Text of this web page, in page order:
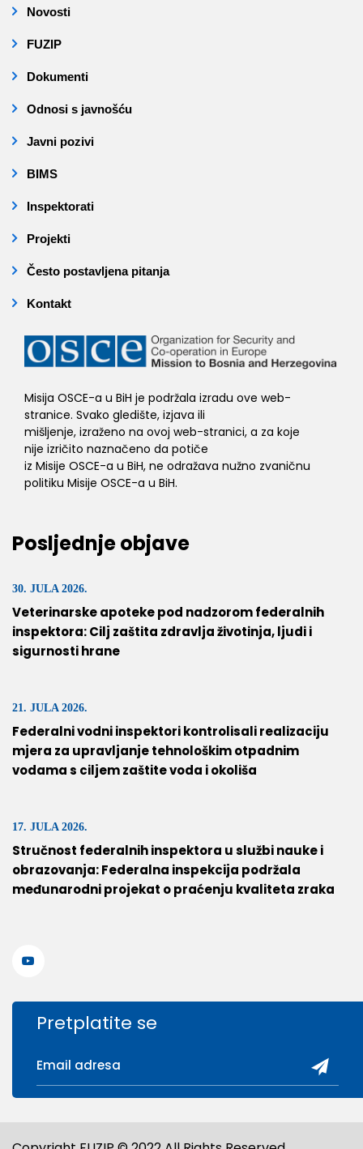
Novosti
FUZIP
Dokumenti
Odnosi s javnošću
Javni pozivi
BIMS
Inspektorati
Projekti
Često postavljena pitanja
Kontakt
Misija OSCE-a u BiH je podržala izradu ove web-
stranice. Svako gledište, izjava ili
mišljenje, izraženo na ovoj web-stranici, a za koje
nije izričito naznačeno da potiče
iz Misije OSCE-a u BiH, ne odražava nužno zvaničnu
politiku Misije OSCE-a u BiH.
Posljednje objave
30. JULA 2026.
Veterinarske apoteke pod nadzorom federalnih
inspektora: Cilj zaštita zdravlja životinja, ljudi i
sigurnosti hrane
21. JULA 2026.
Federalni vodni inspektori kontrolisali realizaciju
mjera za upravljanje tehnološkim otpadnim
vodama s ciljem zaštite voda i okoliša
17. JULA 2026.
Stručnost federalnih inspektora u službi nauke i
obrazovanja: Federalna inspekcija podržala
međunarodni projekat o praćenju kvaliteta zraka
Pretplatite se